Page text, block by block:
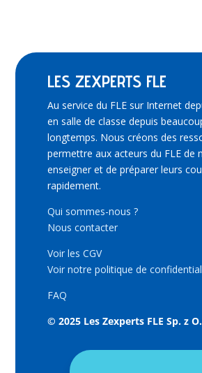
LES ZEXPERTS FLE
Au service du FLE sur Internet
en salle de classe depuis
longtemps. Nous créons des
permettre aux acteurs du FLE de
enseigner et de préparer leurs
rapidement.
Qui sommes-nous ?
Nous contacter
Voir les CGV
Voir notre politique de
FAQ
© 2025 Les Zexperts FLE Sp. z